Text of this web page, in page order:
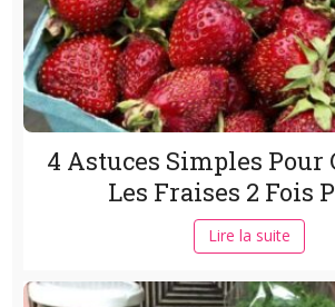
4 Astuces Simples Pour
Les Fraises 2 Fois
Lire la suite